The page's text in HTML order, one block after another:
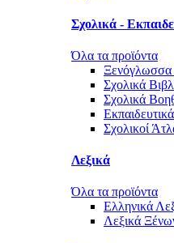
Σχολικά -
Όλα τα προϊόντα
Ξενόγλωσσα
Σχολικά
Σχολικά
Σχολικοί
Λεξικά
Όλα τα προϊόντα
Ελληνικά
Λεξικά